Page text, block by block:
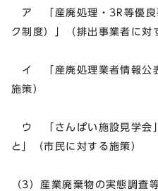
ア 「産廃処理・3R等優良
ク制度）」（排出事業者に対
イ 「産廃処理業者情報公
施策）
ウ 「さんぱい施設見学会
と」（市民に対する施策）
（3）産業廃棄物の実態調査